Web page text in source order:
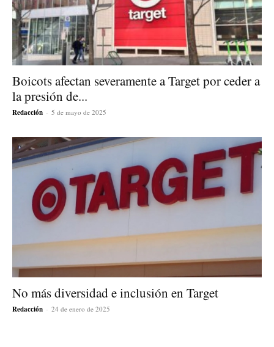
Boicots afectan severamente a Target por ceder a
la presión de...
Redacción - 5 de mayo de 2025
No más diversidad e inclusión en Target
Redacción - 24 de enero de 2025